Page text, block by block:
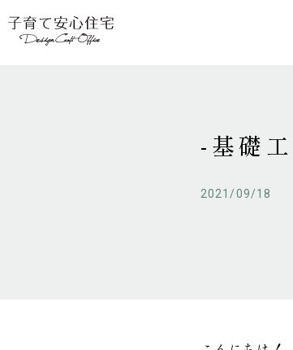
-基礎
2021/09/18